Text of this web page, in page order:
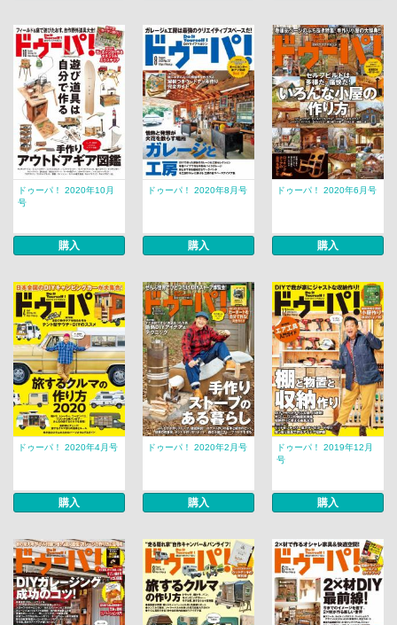
ドゥーパ！ 2020年10月
号
購入
ドゥーパ！ 2020年8月号
購入
ドゥーパ！ 2020年6月号
購入
ドゥーパ！ 2020年4月号
購入
ドゥーパ！ 2020年2月号
購入
ドゥーパ！ 2019年12月
号
購入